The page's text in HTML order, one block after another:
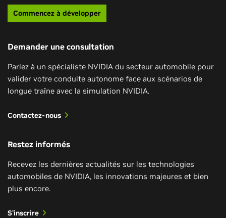
Commencez à développer
Demander une consultation
Parlez à un spécialiste NVIDIA du secteur automobile pour
valider votre conduite autonome face aux scénarios de
longue traîne avec la simulation NVIDIA.
Contactez-nous
Restez informés
Recevez les dernières actualités sur les technologies
automobiles de NVIDIA, les innovations majeures et bien
plus encore.
S'inscrire